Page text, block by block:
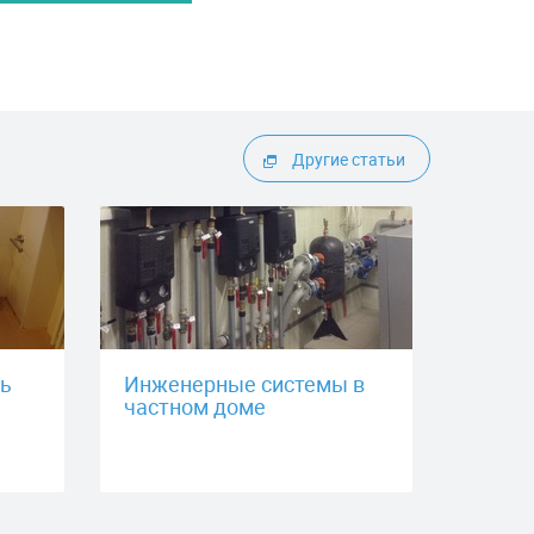
Другие статьи
Инженерные системы в
частном доме